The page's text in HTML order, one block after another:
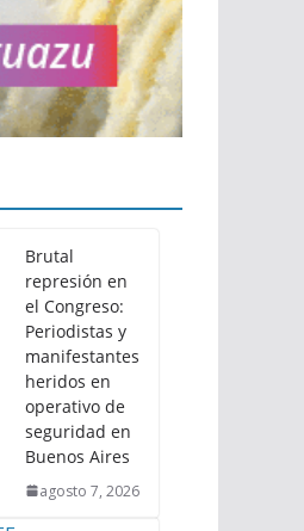
Brutal
represión en
el Congreso:
Periodistas y
manifestantes
heridos en
operativo de
seguridad en
Buenos Aires
agosto 7, 2026